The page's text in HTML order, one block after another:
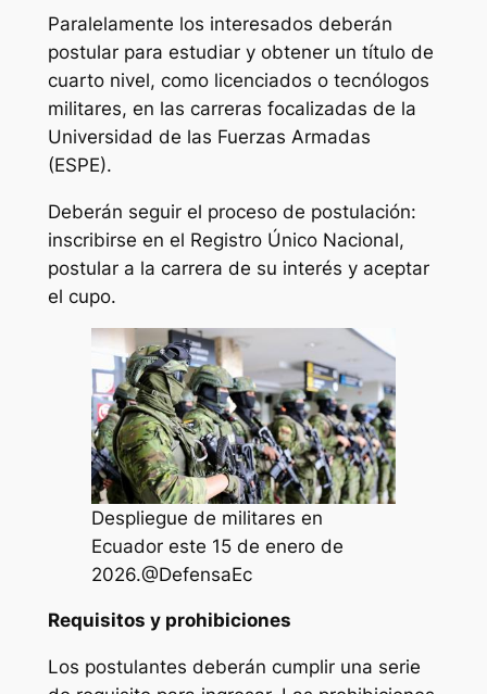
Paralelamente los interesados deberán
postular para estudiar y obtener un título de
cuarto nivel, como licenciados o tecnólogos
militares, en las carreras focalizadas de la
Universidad de las Fuerzas Armadas
(ESPE).
Deberán seguir el proceso de postulación:
inscribirse en el Registro Único Nacional,
postular a la carrera de su interés y aceptar
el cupo.
Despliegue de militares en
Ecuador este 15 de enero de
2026.@DefensaEc
Requisitos y prohibiciones
Los postulantes deberán cumplir una serie